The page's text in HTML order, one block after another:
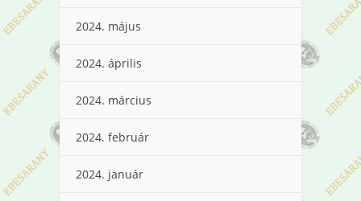
2024. május
2024. április
2024. március
2024. február
2024. január